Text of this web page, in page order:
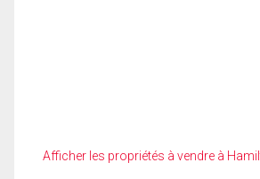
Afficher les propriétés à vendre à